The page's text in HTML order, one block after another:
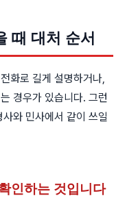
때 대처 순서
화로 길게 설명하거나,
경우가 있습니다. 그런
와 민사에서 같이 쓰일
인하는 것입니다